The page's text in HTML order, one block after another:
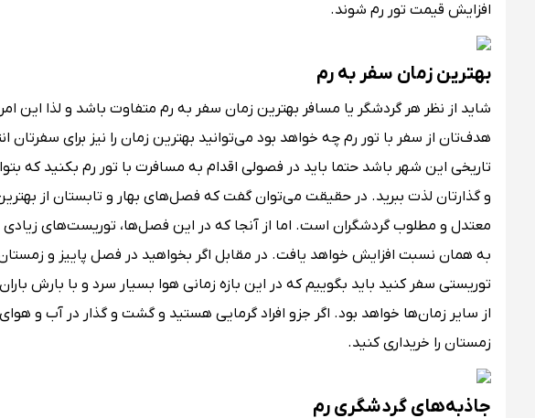
افزایش قیمت تور رم شوند.
بهترین زمان سفر به رم
شاید از نظر هر گردشگر یا مسافر بهترین زمان سفر به رم متفاوت باشد و لذا این
هدف‌تان از سفر با تور رم چه خواهد بود می‌توانید بهترین زمان را نیز برای سفرتان
تاریخی این شهر باشد حتما باید در فصولی اقدام به مسافرت با تور رم بکنید که
و گذارتان لذت ببرید. در حقیقت می‌توان گفت که فصل‌های بهار و تابستان از
معتدل و مطلوب گردشگران است. اما از آنجا که در این فصل‌ها، توریست‌های
به همان نسبت افزایش خواهد یافت. در مقابل اگر بخواهید در فصل پاییز و
توریستی سفر کنید باید بگوییم که در این بازه زمانی هوا بسیار سرد و با بارش
از سایر زمان‌ها خواهد بود. اگر جزو افراد گرمایی هستید و گشت و گذار در آب و
زمستان را خریداری کنید.
جاذبه‌های گردشگری رم